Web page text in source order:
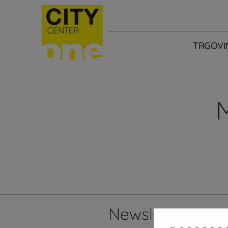
Newsletter